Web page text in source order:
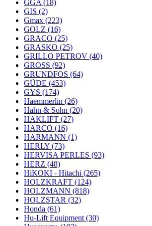
GGA (18)
GIS (2)
Gmax (223)
GOLZ (16)
GRACO (25)
GRASKO (25)
GRILLO PETROV (40)
GROSS (92)
GRUNDFOS (64)
GÜDE (453)
GYS (174)
Haemmerlin (26)
Hahn & Sohn (20)
HAKLIFT (27)
HARCO (16)
HARMANN (1)
HERLY (73)
HERVISA PERLES (93)
HERZ (48)
HiKOKI - Hitachi (265)
HOLZKRAFT (124)
HOLZMANN (818)
HOLZSTAR (32)
Honda (61)
Hu-Lift Equipment (30)